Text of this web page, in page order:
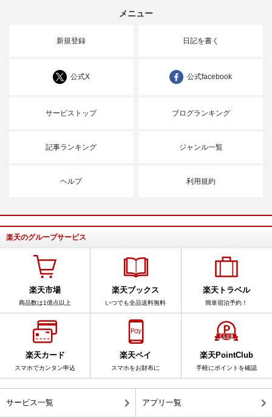
メニュー
新規登録 日記を書く
公式X 公式facebook
サービストップ ブログランキング
記事ランキング ジャンル一覧
ヘルプ 利用規約
楽天のグループサービス
楽天市場
商品数は1億点以上
楽天ブックス
いつでも全品送料無料
楽天トラベル
簡単宿泊予約！
楽天カード
スマホでカンタン申込
楽天ペイ
スマホをお財布に
楽天PointClub
手軽にポイントを確認
サービス一覧 アプリ一覧